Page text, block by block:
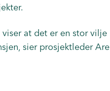
at det er en stor vilje
sier prosjektleder Are